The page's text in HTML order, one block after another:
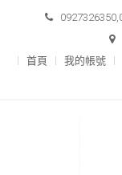
首頁
我的帳號